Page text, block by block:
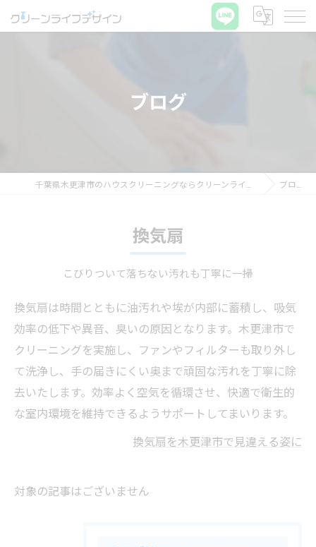
ブログ
ブログ
換気扇
こびりついて落ちない汚れも丁寧に一掃
換気扇は時間とともに油汚れや埃が内部に蓄積し、吸気
効率の低下や異音、臭いの原因となります。木更津市で
クリーニングを実施し、ファンやフィルターも取り外し
て洗浄し、手の届きにくい奥まで頑固な汚れを丁寧に除
去いたします。効率よく空気を循環させ、快適で衛生的
な室内環境を維持できるようサポートしてまいります。
換気扇を木更津市で見違える姿に
対象の記事はございません